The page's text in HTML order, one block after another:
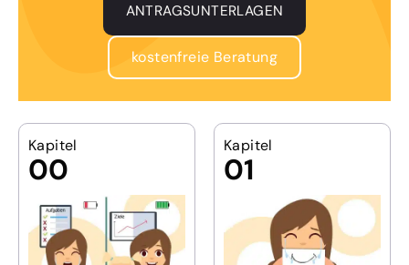
ANTRAGSUNTERLAGEN
kostenfreie Beratung
Kapitel
00
Kapitel
01